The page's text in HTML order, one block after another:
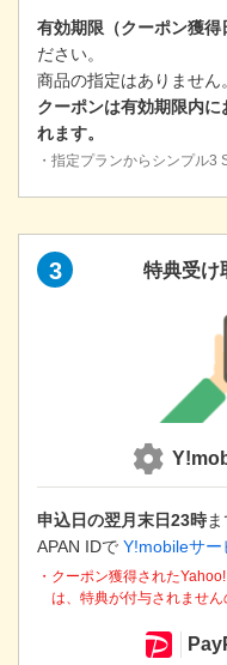
有効期限（クーポン獲得
ださい。
商品の指定はありません。
クーポンは有効期限内
れます。
・指定プランからシンプル3
3 特典受け
申込日の翌月末日23時
APAN IDで Y!mobileサ
・クーポン獲得された
は、特典が付与されません